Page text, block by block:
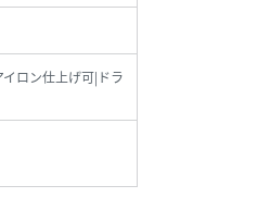
ロン仕上げ可|ドラ